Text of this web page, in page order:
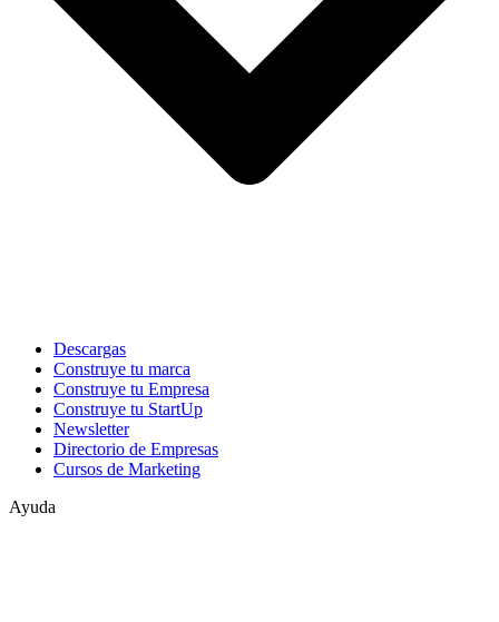
Descargas
Construye tu marca
Construye tu Empresa
Construye tu StartUp
Newsletter
Directorio de Empresas
Cursos de Marketing
Ayuda